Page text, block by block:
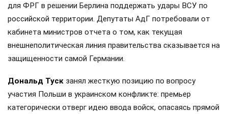
для ФРГ в решении Берлина поддержать удары ВСУ по
российской территории. Депутаты АдГ потребовали от
кабинета министров отчета о том, как текущая
внешнеполитическая линия правительства сказывается на
защищенности самой Германии.
Дональд Туск занял жесткую позицию по вопросу
участия Польши в украинском конфликте: премьер
категорически отверг идею ввода войск, опасаясь прямой